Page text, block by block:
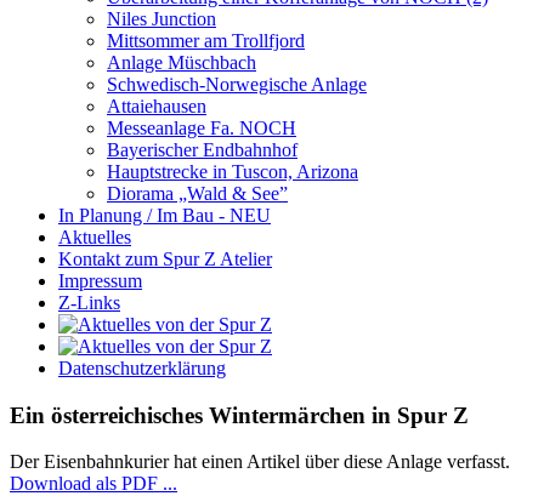
Niles Junction
Mittsommer am Trollfjord
Anlage Müschbach
Schwedisch-Norwegische Anlage
Attaiehausen
Messeanlage Fa. NOCH
Bayerischer Endbahnhof
Hauptstrecke in Tuscon, Arizona
Diorama „Wald & See”
In Planung / Im Bau - NEU
Aktuelles
Kontakt zum Spur Z Atelier
Impressum
Z-Links
Datenschutzerklärung
Ein österreichisches Wintermärchen in Spur Z
Der Eisenbahnkurier hat einen Artikel über diese Anlage verfasst.
Download als PDF ...